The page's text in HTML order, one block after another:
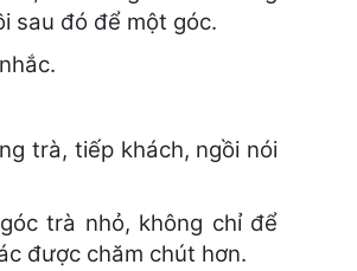
sau đó để một góc.
trà, tiếp khách, ngồi nói
trà nhỏ, không chỉ để
được chăm chút hơn.